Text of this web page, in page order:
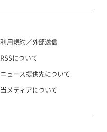
利用規約／外部送信
RSSについて
ニュース提供先について
当メディアについて